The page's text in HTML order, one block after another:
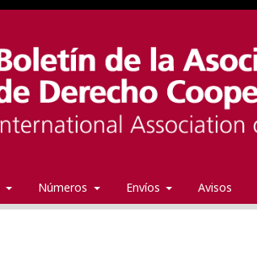
Números Envíos Avisos